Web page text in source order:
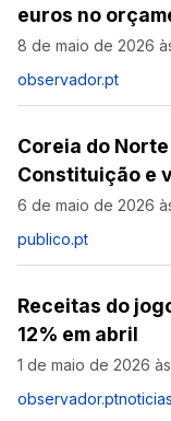
euros no
8 de maio de 2026
observador.pt
Coreia do
Constituição e
6 de maio de 2026
publico.pt
Receitas do
12% em abril
1 de maio de 2026 às
observador.pt